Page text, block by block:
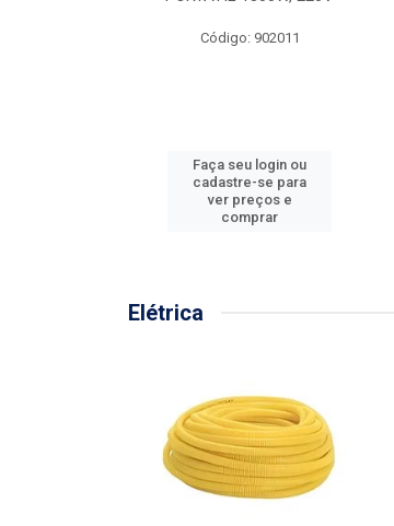
Código: 902011
Faça seu login ou
cadastre-se para
ver preços e
comprar
Elétrica